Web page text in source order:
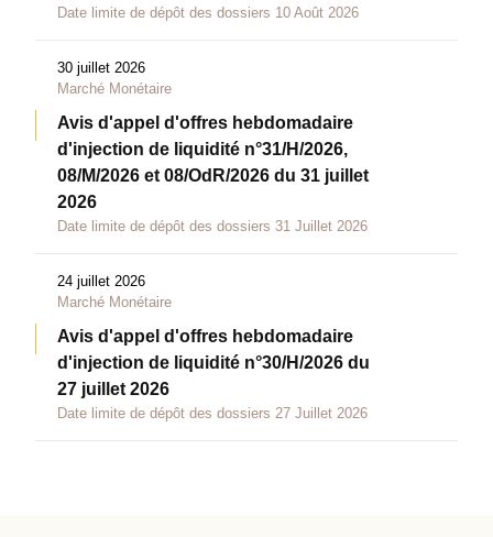
Date limite de dépôt des dossiers 10 Août 2026
30 juillet 2026
Marché Monétaire
Avis d'appel d'offres hebdomadaire
d'injection de liquidité n°31/H/2026,
08/M/2026 et 08/OdR/2026 du 31 juillet
2026
Date limite de dépôt des dossiers 31 Juillet 2026
24 juillet 2026
Marché Monétaire
Avis d'appel d'offres hebdomadaire
d'injection de liquidité n°30/H/2026 du
27 juillet 2026
Date limite de dépôt des dossiers 27 Juillet 2026